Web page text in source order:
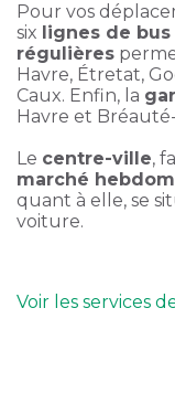
Pour vos
six lignes de bus
régulières
Havre, Étretat,
Caux. Enfin, la
Havre et
Le centre-ville,
marché
quant à elle, se
voiture.
Voir les services